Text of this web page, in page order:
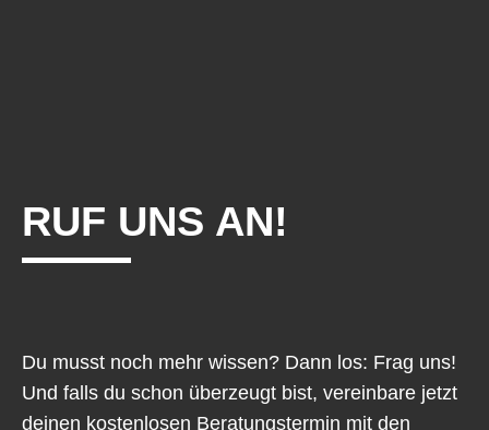
RUF UNS AN!
Du musst noch mehr wissen? Dann los: Frag uns!
Und falls du schon überzeugt bist, vereinbare jetzt
deinen kostenlosen Beratungstermin mit den